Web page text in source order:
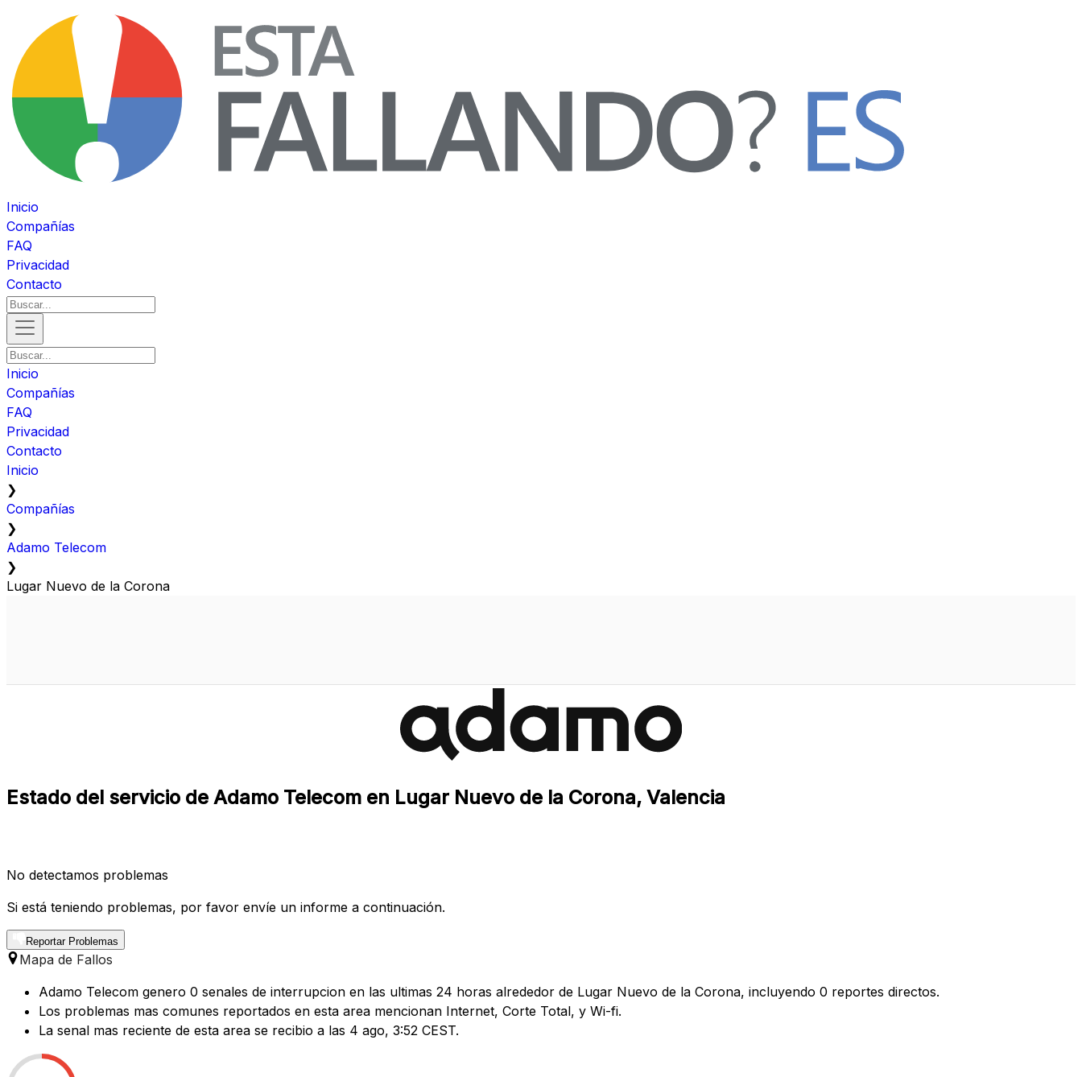
Inicio
Compañías
FAQ
Privacidad
Contacto
Inicio
Compañías
FAQ
Privacidad
Contacto
Inicio
❯
Compañías
❯
Adamo Telecom
❯
Lugar Nuevo de la Corona
Estado del servicio de Adamo Telecom en Lugar Nuevo de la Corona, Valencia
No detectamos problemas
Si está teniendo problemas, por favor envíe un informe a continuación.
Reportar Problemas
Mapa de Fallos
Adamo Telecom genero 0 senales de interrupcion en las ultimas 24 horas alrededor de Lugar Nuevo de la Corona, incluyendo 0 reportes directos.
Los problemas mas comunes reportados en esta area mencionan Internet, Corte Total, y Wi-fi.
La senal mas reciente de esta area se recibio a las 4 ago, 3:52 CEST.